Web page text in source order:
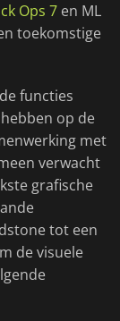
Ops 7 en ML
toekomstige
functies
op de
met
verwacht
grafische
tot een
de visuele